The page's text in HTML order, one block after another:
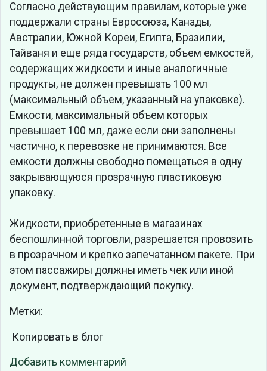
Согласно действующим правилам, которые уже
поддержали страны Евросоюза, Канады,
Австралии, Южной Кореи, Египта, Бразилии,
Тайваня и еще ряда государств, объем емкостей,
содержащих жидкости и иные аналогичные
продукты, не должен превышать 100 мл
(максимальный объем, указанный на упаковке).
Емкости, максимальный объем которых
превышает 100 мл, даже если они заполнены
частично, к перевозке не принимаются. Все
емкости должны свободно помещаться в одну
закрывающуюся прозрачную пластиковую
упаковку.
Жидкости, приобретенные в магазинах
беспошлинной торговли, разрешается провозить
в прозрачном и крепко запечатанном пакете. При
этом пассажиры должны иметь чек или иной
документ, подтверждающий покупку.
Метки:
Копировать в блог
Добавить комментарий